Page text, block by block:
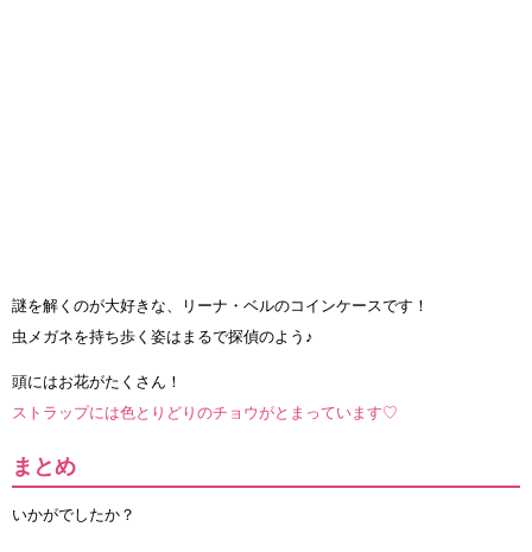
謎を解くのが大好きな、リーナ・ベルのコインケースです！
虫メガネを持ち歩く姿はまるで探偵のよう♪
頭にはお花がたくさん！
ストラップには色とりどりのチョウがとまっています♡
まとめ
いかがでしたか？